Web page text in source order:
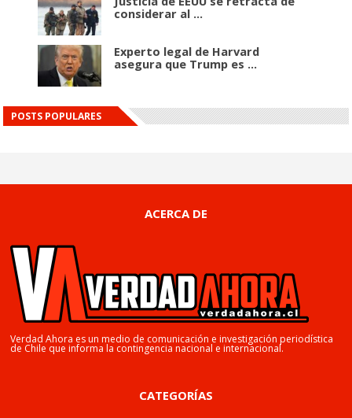
considerar al ...
Experto legal de Harvard
asegura que Trump es ...
POSTS POPULARES
ACERCA DE
Verdad Ahora es un medio de comunicación e investigación periodística
de Chile que informa la contingencia nacional e internacional.
CATEGORÍAS